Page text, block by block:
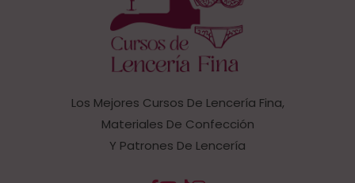
Los Mejores Cursos De Lencería Fina,
Materiales De Confección
Y Patrones De Lencería